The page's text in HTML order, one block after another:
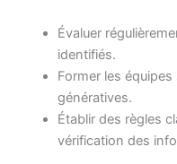
Évaluer
identifiés.
Former les
génératives.
Établir des règles
vérification des